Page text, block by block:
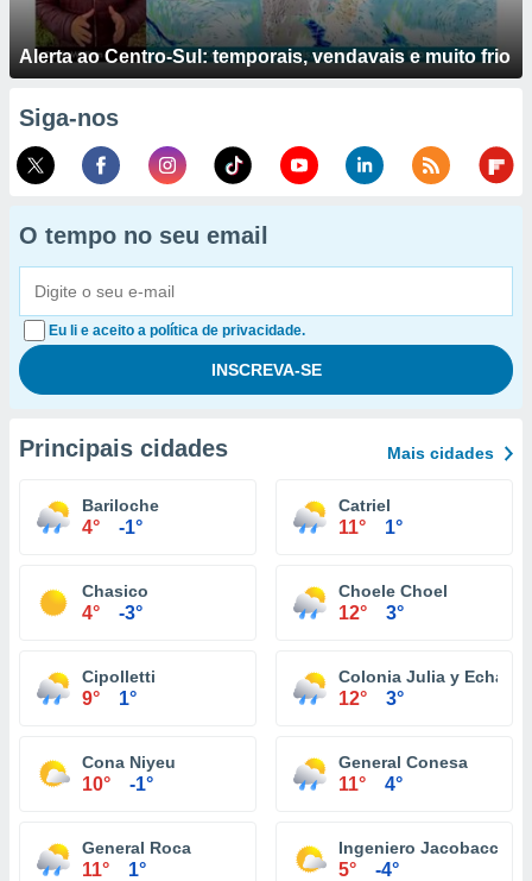
Alerta ao Centro-Sul: temporais, vendavais e muito frio
Siga-nos
O tempo no seu email
Eu li e aceito a política de privacidade.
Principais cidades Mais cidades
Bariloche
4° -1°
Catriel
11° 1°
Chasico
4° -3°
Choele Choel
12° 3°
Cipolletti
9° 1°
Colonia Julia y
12° 3°
Cona Niyeu
10° -1°
General Conesa
11° 4°
General Roca
11° 1°
Ingeniero Jacobacci
5° -4°